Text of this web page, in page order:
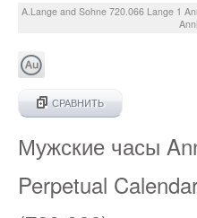
A.Lange and Sohne 720.066 Lange 1
СРАВНИТЬ
Мужские часы
Perpetual